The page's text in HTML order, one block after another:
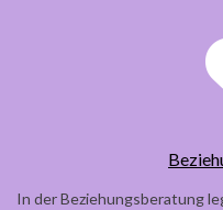
In der Beziehungsberatung